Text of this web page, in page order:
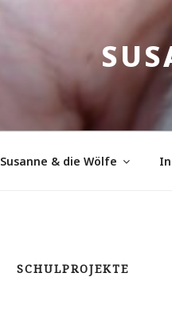
Susanne & die Wölfe
SCHULPROJEKTE